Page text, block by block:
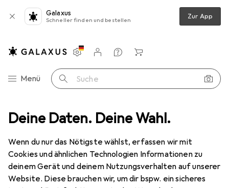
Deine Daten. Deine Wahl.
Wenn du nur das Nötigste wählst, erfassen wir mit
Cookies und ähnlichen Technologien Informationen zu
deinem Gerät und deinem Nutzungsverhalten auf unserer
Website. Diese brauchen wir, um dir bspw. ein sicheres
Galaxus
Schneller finden und bestellen Zur App
Navigation nach Kategorien
Menü Suche
Einstellungen
Kundenkonto
Vergleichslisten
Merklisten
Warenkorb
HP 364 Produktbewertungen Preis ist ein wenig zu hoch
EUR
58,67
HP364
BK, C, M, Y